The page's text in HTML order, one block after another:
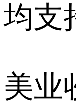
均支
美业